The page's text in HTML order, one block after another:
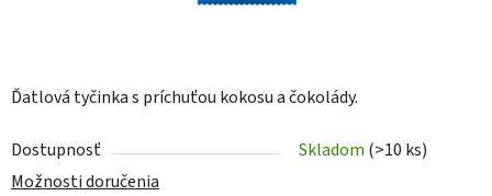
Ďatlová tyčinka s príchuťou kokosu a čokolády.
Dostupnosť Skladom (>10 ks)
Možnosti doručenia